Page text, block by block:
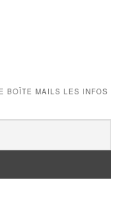
BOÎTE MAILS LES INFOS